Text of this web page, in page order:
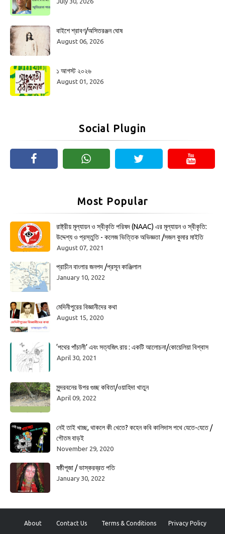
বাইশে শ্রাবণ/অসিতরঞ্জন ঘোষ
August 06, 2026
১ আগস্ট ২০২৬
August 01, 2026
Social Plugin
Most Popular
রাষ্ট্রীয় মূল্যায়ন ও স্বীকৃতি পরিষদ (NAAC) এর মূল্যায়ন ও স্বীকৃতি:
উদ্দেশ্য ও প্রস্তুতি - কলেজ ভিত্তিক অভিজ্ঞতা /সজল কুমার মাইতি
August 07, 2021
প্রাচীন বাংলার জনপদ /প্রসূন কাঞ্জিলাল
January 10, 2022
মেদিনীপুরের বিজ্ঞানীদের কথা
August 15, 2020
‘পথের পাঁচালী’ এবং সত্যজিৎ রায় : একটি আলোচনা/কোয়েলিয়া বিশ্বাস
April 30, 2021
সুন্দরবনের উপর গুচ্ছ কবিতা/ওয়াহিদা খাতুন
April 09, 2022
নেই তাই খাচ্ছ, থাকলে কী খেতে? কহেন কবি কালিদাস পথে যেতে-যেতে /
গৌতম বাড়ই
November 29, 2020
ষষ্ঠীপূজা / ভাস্করব্রত পতি
January 30, 2022
About Contact Us Terms & Conditions Privacy Policy